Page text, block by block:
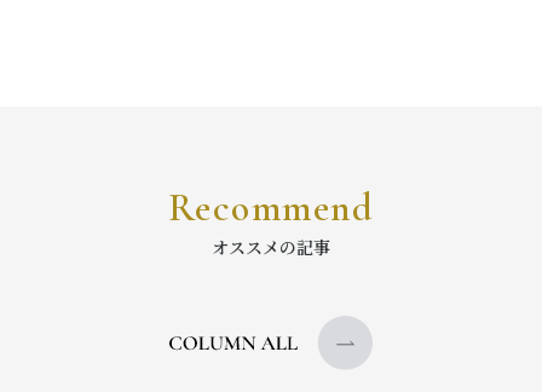
Recommend
オススメの記事